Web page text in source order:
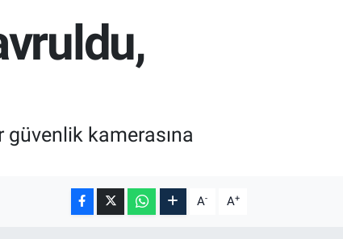
kamerasına
A- A+